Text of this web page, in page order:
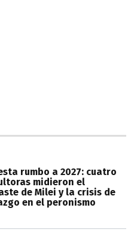
rumbo a 2027: cuatro
midieron el
de Milei y la crisis de
en el peronismo